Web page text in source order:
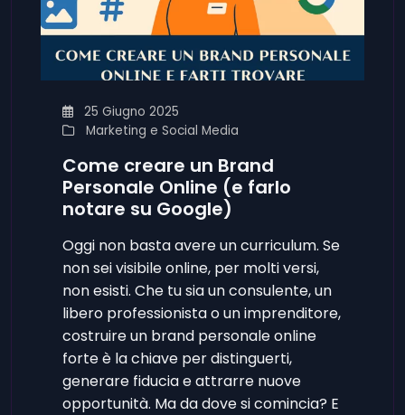
25 Giugno 2025
Marketing e Social Media
Come creare un Brand
Personale Online (e farlo
notare su Google)
Oggi non basta avere un curriculum. Se
non sei visibile online, per molti versi,
non esisti. Che tu sia un consulente, un
libero professionista o un imprenditore,
costruire un brand personale online
forte è la chiave per distinguerti,
generare fiducia e attrarre nuove
opportunità. Ma da dove si comincia? E